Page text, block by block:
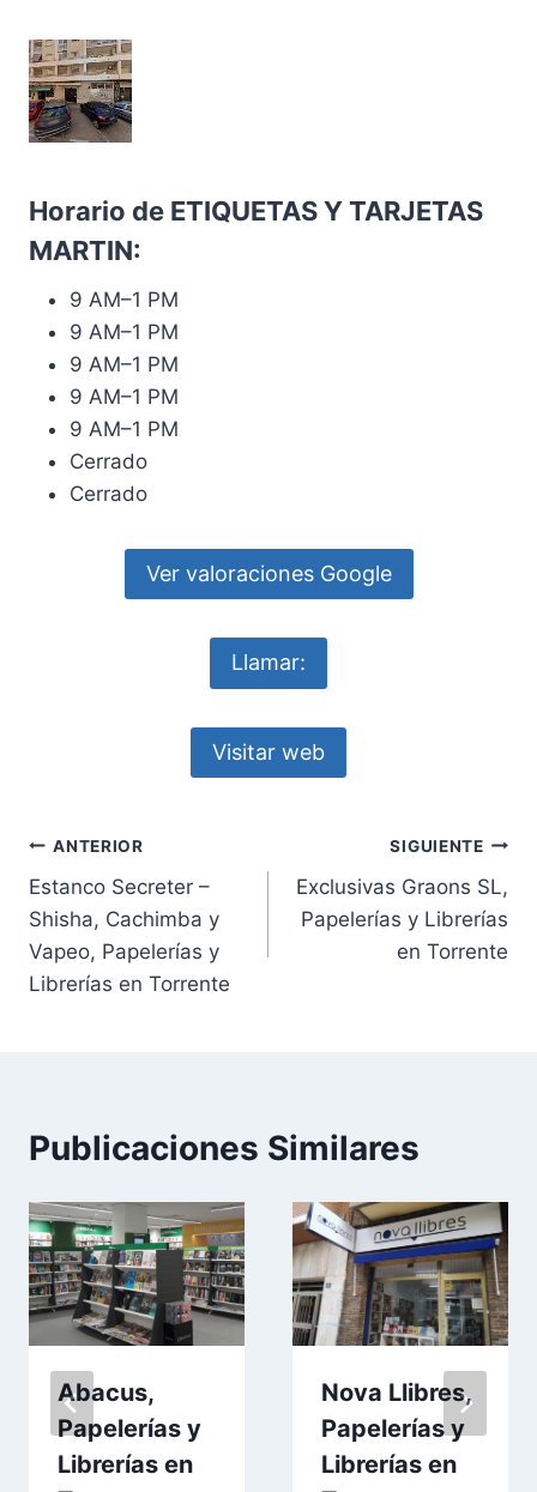
Horario de ETIQUETAS Y TARJETAS
MARTIN:
9 AM–1 PM
9 AM–1 PM
9 AM–1 PM
9 AM–1 PM
9 AM–1 PM
Cerrado
Cerrado
Ver valoraciones Google
Llamar:
Visitar web
Navegación
de
entradas
ANTERIOR
Estanco Secreter –
Shisha, Cachimba y
Vapeo, Papelerías y
Librerías en Torrente
SIGUIENTE
Exclusivas Graons SL,
Papelerías y Librerías
en Torrente
Publicaciones Similares
Abacus,
Papelerías y
Librerías en
Nova Llibres,
Papelerías y
Librerías en